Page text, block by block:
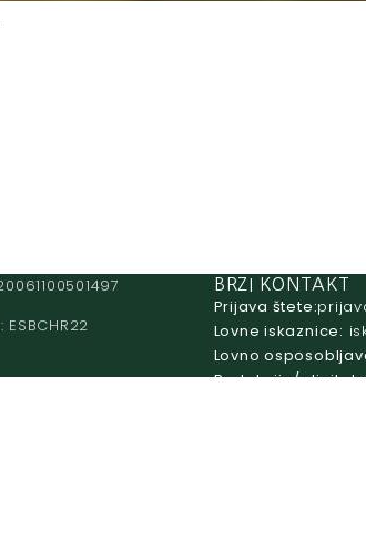
ESBCHR22
BRZI KONTAKT
Prijava štete:
Lovne iskaznice:
Lovno
Redakcija/